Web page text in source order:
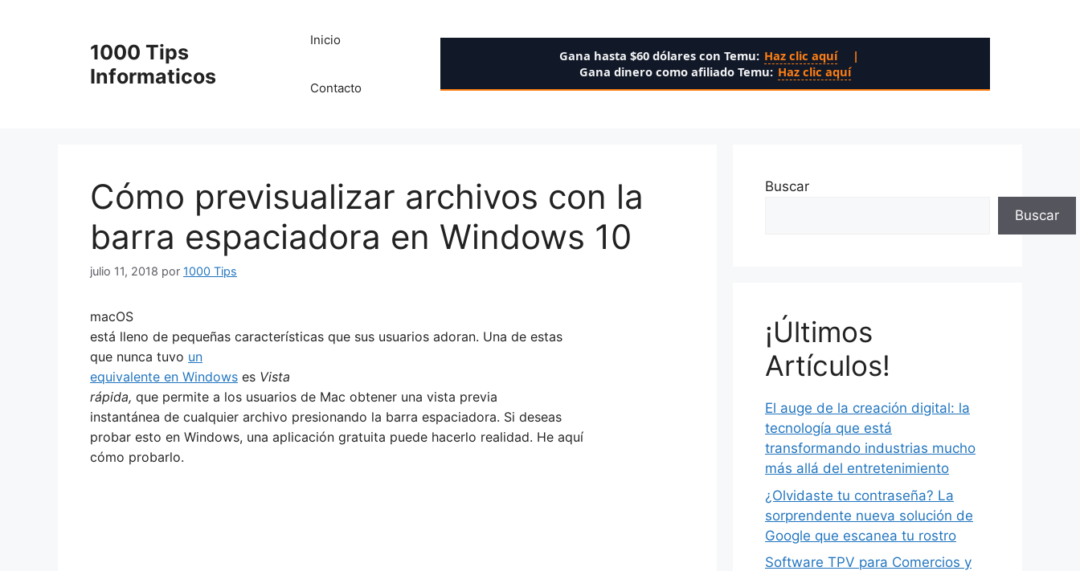
1000 Tips
Informaticos
Inicio
Contacto
Gana hasta $60 dólares con Temu: Haz clic aquí
|
Gana dinero como afiliado Temu: Haz clic aquí
Cómo previsualizar archivos con la
barra espaciadora en Windows 10
julio 11, 2018 por 1000 Tips
macOS
está lleno de pequeñas características que sus usuarios adoran. Una de estas
que nunca tuvo un
equivalente en Windows es Vista
rápida, que permite a los usuarios de Mac obtener una vista previa
instantánea de cualquier archivo presionando la barra espaciadora. Si deseas
probar esto en Windows, una aplicación gratuita puede hacerlo realidad. He aquí
cómo probarlo.
Buscar
Buscar
¡Últimos
Artículos!
El auge de la creación digital: la
tecnología que está
transformando industrias mucho
más allá del entretenimiento
¿Olvidaste tu contraseña? La
sorprendente nueva solución de
Google que escanea tu rostro
Software TPV para Comercios y